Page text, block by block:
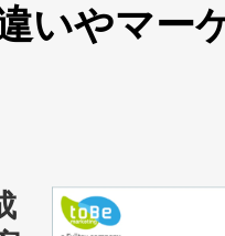
いやマー